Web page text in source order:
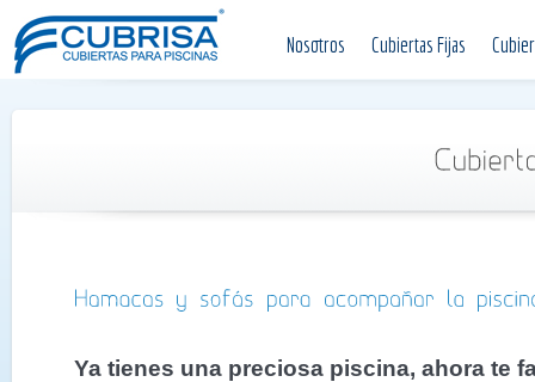
Nosotros Cubiertas Fijas
Ya tienes una preciosa piscina, ahora te